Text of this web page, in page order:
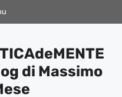
di Massimo